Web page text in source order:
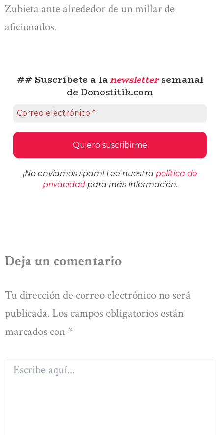
Zubieta ante alrededor de un millar de
aficionados.
## Suscríbete a lanewslettersemanal
de Donostitik.com
¡No enviamos spam! Lee nuestra política de
privacidadpara más información.
Deja un comentario
Tu dirección de correo electrónico no será
publicada. Los campos obligatorios están
marcados con *
Escribe
aquí...